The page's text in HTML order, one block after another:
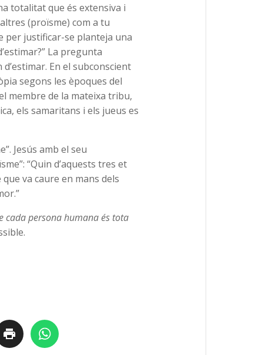
totalitat que és extensiva i
(proïsme) com a tu
per justificar-se planteja una
La pregunta
En el subconscient
segons les èpoques del
membre de la mateixa tribu,
els samaritans i els jueus es
Jesús amb el seu
“Quin d’aquests tres et
va caure en mans dels
cada persona humana és tota